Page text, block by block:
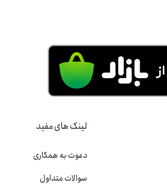
لینک های مفید
دعوت به همکاری
سوالات متداول